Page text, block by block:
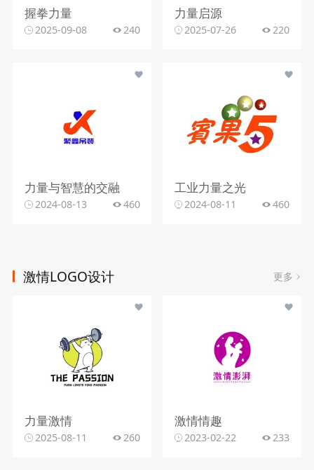
握拳力量
2025-09-08 240
力量启源
2025-07-26 220
力量与智慧的交融
2024-08-13 460
工业力量之光
2024-08-11 460
激情LOGO设计 更多
力量激情
2025-08-11 260
激情情趣
2023-02-22 233